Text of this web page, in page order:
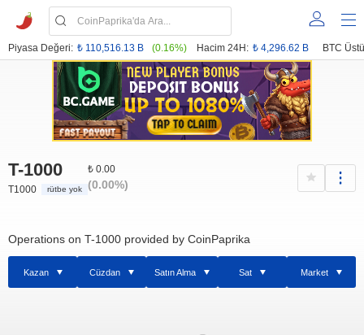
Piyasa Değeri: ₺ 110,516.13 B (0.16%) Hacim 24H: ₺ 4,296.62 B BTC
T-1000
T1000 rütbe yok
₺ 0.00
(0.00%)
Operations on T-1000 provided by CoinPaprika
Kazan Cüzdan Satın Alma Sat Market